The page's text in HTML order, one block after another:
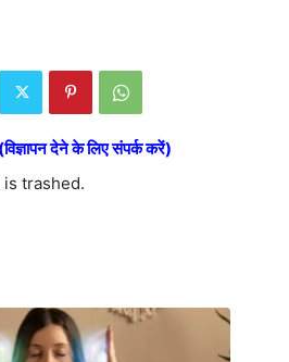
(विज्ञापन देने के लिए संपर्क करें)
trashed.